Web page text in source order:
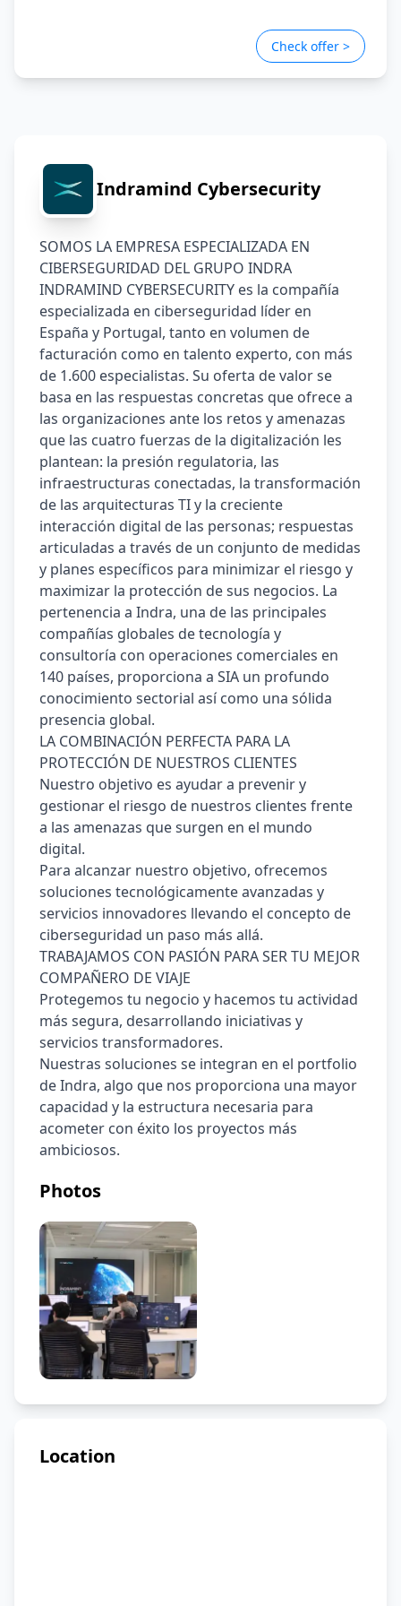
que serán tu inspiración y en los que te reflejarás
para seguir creciendo profesionalmente.
promovemos
Check offer >
Indramind Cybersecurity
SOMOS LA EMPRESA ESPECIALIZADA EN
CIBERSEGURIDAD DEL GRUPO INDRA
INDRAMIND CYBERSECURITY es la compañía
especializada en ciberseguridad líder en
España y Portugal, tanto en volumen de
facturación como en talento experto, con más
de 1.600 especialistas. Su oferta de valor se
basa en las respuestas concretas que ofrece a
las organizaciones ante los retos y amenazas
que las cuatro fuerzas de la digitalización les
plantean: la presión regulatoria, las
infraestructuras conectadas, la transformación
de las arquitecturas TI y la creciente
interacción digital de las personas; respuestas
articuladas a través de un conjunto de medidas
y planes específicos para minimizar el riesgo y
maximizar la protección de sus negocios. La
pertenencia a Indra, una de las principales
compañías globales de tecnología y
consultoría con operaciones comerciales en
140 países, proporciona a SIA un profundo
conocimiento sectorial así como una sólida
presencia global.
LA COMBINACIÓN PERFECTA PARA LA
PROTECCIÓN DE NUESTROS CLIENTES
Nuestro objetivo es ayudar a prevenir y
gestionar el riesgo de nuestros clientes frente
a las amenazas que surgen en el mundo
digital.
Para alcanzar nuestro objetivo, ofrecemos
soluciones tecnológicamente avanzadas y
servicios innovadores llevando el concepto de
ciberseguridad un paso más allá.
TRABAJAMOS CON PASIÓN PARA SER TU MEJOR
COMPAÑERO DE VIAJE
Protegemos tu negocio y hacemos tu actividad
más segura, desarrollando iniciativas y
servicios transformadores.
Nuestras soluciones se integran en el portfolio
de Indra, algo que nos proporciona una mayor
capacidad y la estructura necesaria para
acometer con éxito los proyectos más
ambiciosos.
Photos
Location